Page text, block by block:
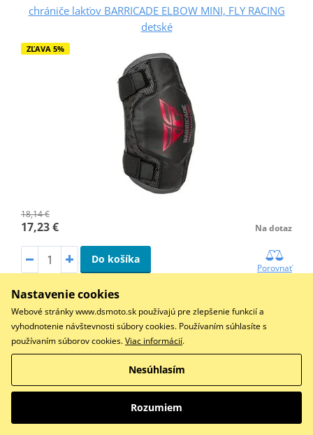
chrániče lakťov BARRICADE ELBOW MINI, FLY RACING
detské
ZĽAVA 5%
18,14 €
17,23 € Na dotaz
Do košíka
Porovnať
Konstrukce: Lycra® laminace BioFoam®. Plastová skořepina
Nastavenie cookies
Webové stránky www.dsmoto.sk používajú pre zlepšenie funkcií a
vyhodnotenie návštevnosti súbory cookies. Používaním súhlasíte s
používaním súborov cookies.Viac informácií.
Nesúhlasím
Rozumiem